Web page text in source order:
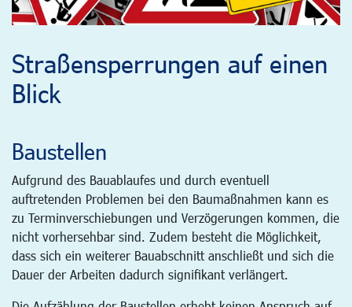
Straßensperrungen auf einen
Blick
Baustellen
Aufgrund des Bauablaufes und durch eventuell
auftretenden Problemen bei den Baumaßnahmen kann es
zu Terminverschiebungen und Verzögerungen kommen, die
nicht vorhersehbar sind. Zudem besteht die Möglichkeit,
dass sich ein weiterer Bauabschnitt anschließt und sich die
Dauer der Arbeiten dadurch signifikant verlängert.